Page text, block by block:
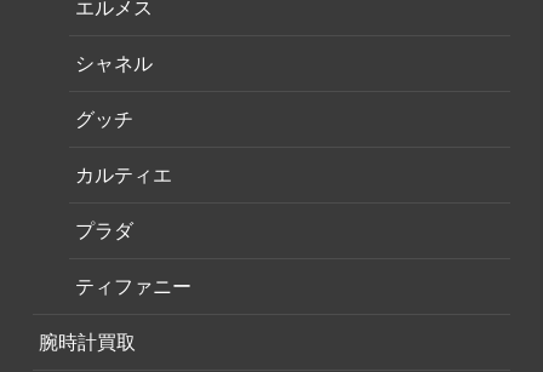
エルメス
シャネル
グッチ
カルティエ
プラダ
ティファニー
腕時計買取